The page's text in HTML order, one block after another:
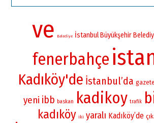
ve Belediye İstanbul Büyükşehir
fenerbahçe
Kadıköy'de İstanbul’da
yeni ibb baskan kadikoy trafik
kadıköy iki yaralı Kadıköy’de